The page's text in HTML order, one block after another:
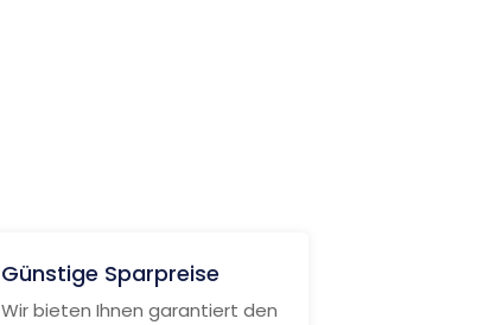
Günstige Sparpreise
Wir bieten Ihnen garantiert den